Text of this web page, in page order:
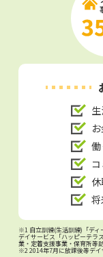
※1 自立訓練(生活訓練)「ディ
デイサービス「ハッピーテラ
業・定着支援事業・保育所等
※2 2014年7月に放課後等デ